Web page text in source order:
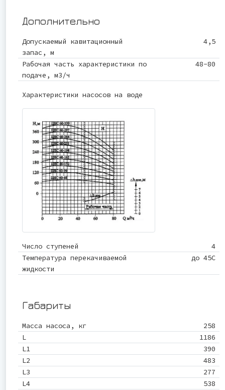
Дополнительно
Допускаемый кавитационный
запас, м
4,5
Рабочая часть характеристики по
подаче, м3/ч
48-80
Характеристики насосов на воде
Число ступеней
4
Температура перекачиваемой
жидкости
до 45С
Габариты
Масса насоса, кг
258
L
1186
L1
390
L2
483
L3
277
L4
538